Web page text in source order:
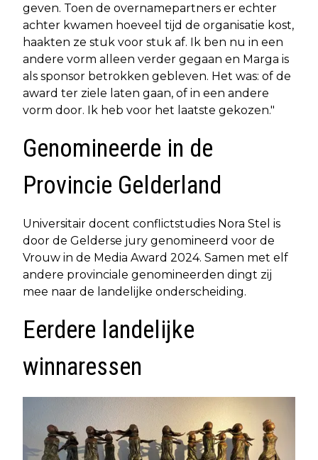
geven. Toen de overnamepartners er echter
achter kwamen hoeveel tijd de organisatie kost,
haakten ze stuk voor stuk af. Ik ben nu in een
andere vorm alleen verder gegaan en Marga is
als sponsor betrokken gebleven. Het was: of de
award ter ziele laten gaan, of in een andere
vorm door. Ik heb voor het laatste gekozen."
Genomineerde in de
Provincie Gelderland
Universitair docent conflictstudies Nora Stel is
door de Gelderse jury genomineerd voor de
Vrouw in de Media Award 2024. Samen met elf
andere provinciale genomineerden dingt zij
mee naar de landelijke onderscheiding.
Eerdere landelijke
winnaressen